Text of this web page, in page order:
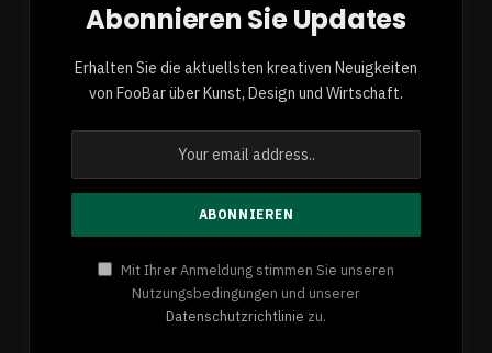
Abonnieren Sie Updates
Erhalten Sie die aktuellsten kreativen Neuigkeiten
von FooBar über Kunst, Design und Wirtschaft.
Mit Ihrer Anmeldung stimmen Sie unseren
Nutzungsbedingungen und unserer
Datenschutzrichtlinie zu.